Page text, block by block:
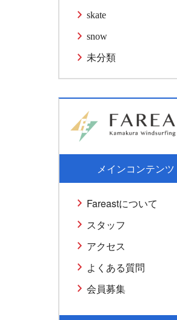
skate
snow
未分類
メインコンテンツ
Fareastについて
スタッフ
アクセス
よくある質問
会員募集